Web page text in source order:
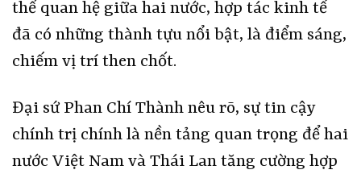
thể quan hệ giữa hai nước, hợp tác kinh tế
đã có những thành tựu nổi bật, là điểm sáng,
chiếm vị trí then chốt.
Đại sứ Phan Chí Thành nêu rõ, sự tin cậy
chính trị chính là nền tảng quan trọng để hai
nước Việt Nam và Thái Lan tăng cường hợp